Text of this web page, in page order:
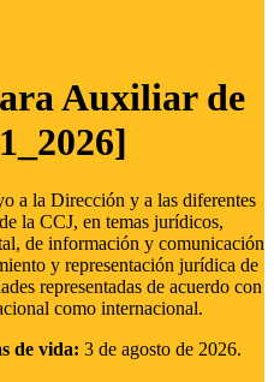
Auxiliar de
a la Dirección y a las diferentes
la CCJ, en temas jurídicos,
de información y comunicación
y representación jurídica de
representadas de acuerdo con
como internacional.
de vida: 3 de agosto de 2026.